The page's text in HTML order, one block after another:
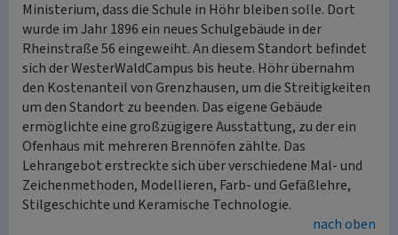
Ministerium, dass die Schule in Höhr bleiben solle. Dort
wurde im Jahr 1896 ein neues Schulgebäude in der
Rheinstraße 56 eingeweiht. An diesem Standort befindet
sich der WesterWaldCampus bis heute. Höhr übernahm
den Kostenanteil von Grenzhausen, um die Streitigkeiten
um den Standort zu beenden. Das eigene Gebäude
ermöglichte eine großzügigere Ausstattung, zu der ein
Ofenhaus mit mehreren Brennöfen zählte. Das
Lehrangebot erstreckte sich über verschiedene Mal- und
Zeichenmethoden, Modellieren, Farb- und Gefäßlehre,
Stilgeschichte und Keramische Technologie.
nach oben